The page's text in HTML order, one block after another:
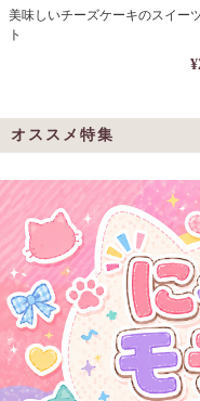
美味しいチーズケーキのスイー
ト
オススメ特集